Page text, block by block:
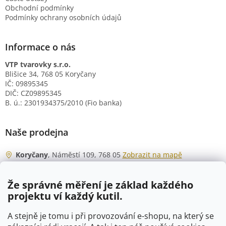
Že správné měření je základ každého
projektu ví každý kutil.
A stejně je tomu i při provozování e-shopu, na který se
Obchodní podmínky
Podmínky ochrany osobních údajů
Informace o nás
VTP tvarovky s.r.o.
Blišice 34, 768 05 Koryčany
IČ: 09895345
DIČ: CZ09895345
B. ú.: 2301934375/2010 (Fio banka)
Naše prodejna
Koryčany, Náměstí 109, 768 05 Zobrazit na mapě
Po - Čt
06:00 - 07:00
07:30 - 15:30
Pá
06:00 - 07:00
07:30 - 15:00